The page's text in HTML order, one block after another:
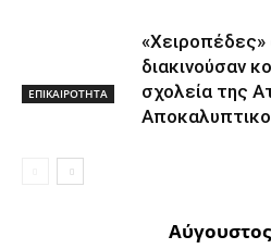
ΕΠΙΚΑΙΡΟΤΗΤΑ
διακινούσαν
σχολεία της